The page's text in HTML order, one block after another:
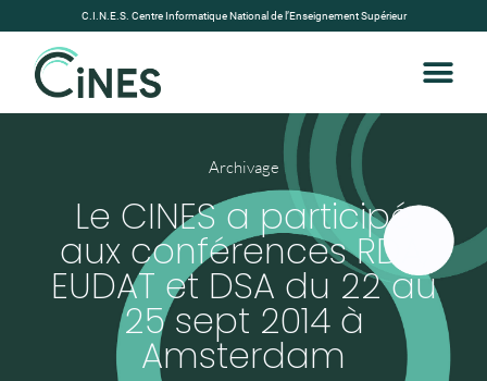
C.I.N.E.S. Centre Informatique National de l’Enseignement Supérieur
Archivage
Le CINES a participé
aux conférences RDA,
EUDAT et DSA du 22 au
25 sept 2014 à
Amsterdam